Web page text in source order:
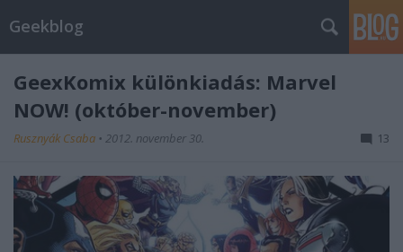
Geekblog
GeexKomix különkiadás: Marvel
NOW! (október-november)
Rusznyák Csaba • 2012. november 30. 13